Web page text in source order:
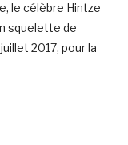
le célèbre Hintze
squelette de
2017, pour la